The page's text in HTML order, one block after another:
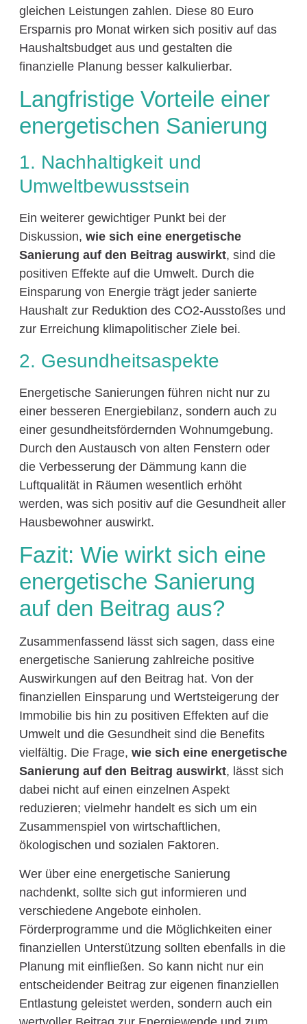
gleichen Leistungen zahlen. Diese 80 Euro
Ersparnis pro Monat wirken sich positiv auf das
Haushaltsbudget aus und gestalten die
finanzielle Planung besser kalkulierbar.
Langfristige Vorteile einer
energetischen Sanierung
1. Nachhaltigkeit und
Umweltbewusstsein
Ein weiterer gewichtiger Punkt bei der
Diskussion, wie sich eine energetische
Sanierung auf den Beitrag auswirkt, sind die
positiven Effekte auf die Umwelt. Durch die
Einsparung von Energie trägt jeder sanierte
Haushalt zur Reduktion des CO2-Ausstoßes und
zur Erreichung klimapolitischer Ziele bei.
2. Gesundheitsaspekte
Energetische Sanierungen führen nicht nur zu
einer besseren Energiebilanz, sondern auch zu
einer gesundheitsfördernden Wohnumgebung.
Durch den Austausch von alten Fenstern oder
die Verbesserung der Dämmung kann die
Luftqualität in Räumen wesentlich erhöht
werden, was sich positiv auf die Gesundheit aller
Hausbewohner auswirkt.
Fazit: Wie wirkt sich eine
energetische Sanierung
auf den Beitrag aus?
Zusammenfassend lässt sich sagen, dass eine
energetische Sanierung zahlreiche positive
Auswirkungen auf den Beitrag hat. Von der
finanziellen Einsparung und Wertsteigerung der
Immobilie bis hin zu positiven Effekten auf die
Umwelt und die Gesundheit sind die Benefits
vielfältig. Die Frage, wie sich eine energetische
Sanierung auf den Beitrag auswirkt, lässt sich
dabei nicht auf einen einzelnen Aspekt
reduzieren; vielmehr handelt es sich um ein
Zusammenspiel von wirtschaftlichen,
ökologischen und sozialen Faktoren.
Wer über eine energetische Sanierung
nachdenkt, sollte sich gut informieren und
verschiedene Angebote einholen.
Förderprogramme und die Möglichkeiten einer
finanziellen Unterstützung sollten ebenfalls in die
Planung mit einfließen. So kann nicht nur ein
entscheidender Beitrag zur eigenen finanziellen
Entlastung geleistet werden, sondern auch ein